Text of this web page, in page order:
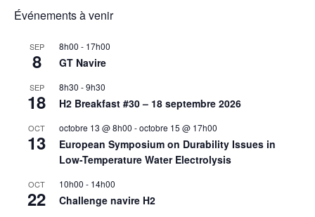
Événements à venir
SEP
8
8h00 - 17h00
GT Navire
SEP
18
8h30 -9h30
H2 Breakfast #30 – 18 septembre 2026
OCT
13
octobre 13 @ 8h00 -octobre 15 @ 17h00
European Symposium on Durability Issues in
Low-Temperature Water Electrolysis
OCT
22
10h00 - 14h00
Challenge navire H2